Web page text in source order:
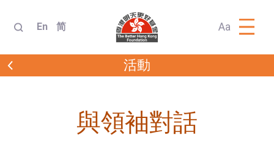
En 简 Aa
活動
與領袖對話